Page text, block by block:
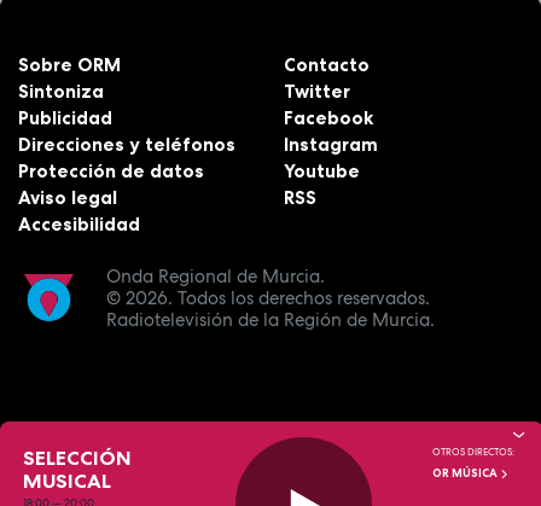
Onda Regional de Murcia.
© 2026. Todos los derechos reservados.
Radiotelevisión de la Región de Murcia.
Sobre ORM
Sintoniza
Publicidad
Direcciones y teléfonos
Protección de datos
Aviso legal
Accesibilidad
Contacto
Twitter
Facebook
Instagram
Youtube
RSS
SELECCIÓN
MUSICAL
OTROS DIRECTOS:
OR MÚSICA